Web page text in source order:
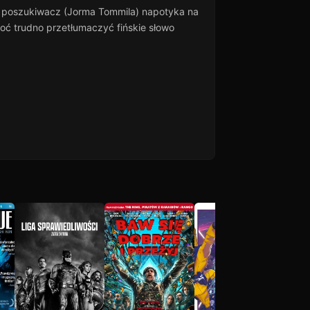
(Jorma Tommila) napotyka na
trudno przetłumaczyć fińskie słowo